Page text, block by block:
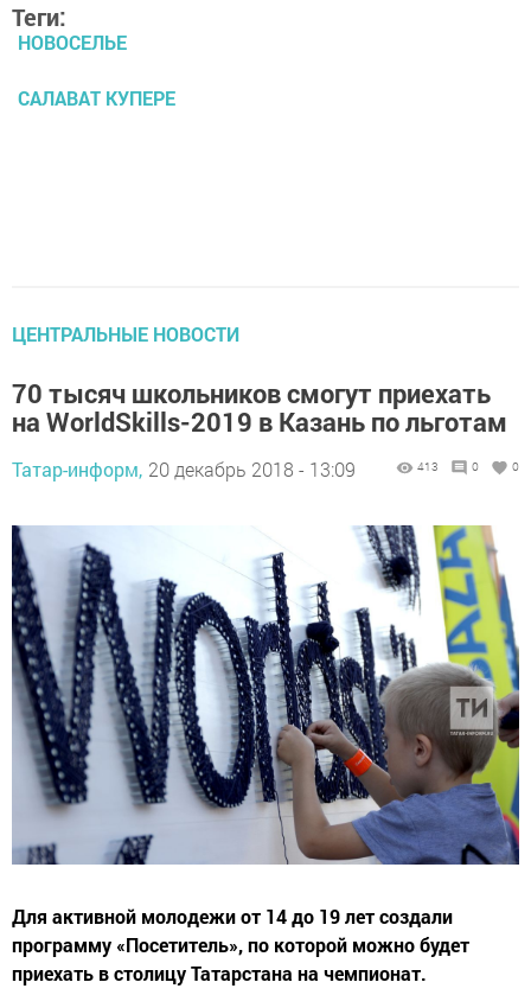
Теги:
НОВОСЕЛЬЕ
САЛАВАТ КУПЕРЕ
ЦЕНТРАЛЬНЫЕ НОВОСТИ
70 тысяч школьников смогут приехать
на WorldSkills-2019 в Казань по льготам
Татар-информ, 20 декабрь 2018 - 13:09 413 0 0
Для активной молодежи от 14 до 19 лет создали
программу «Посетитель», по которой можно будет
приехать в столицу Татарстана на чемпионат.